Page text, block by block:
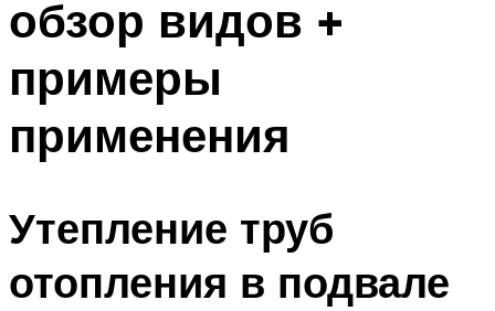
обзор видов +
примеры
применения
Утепление труб
отопления в подвале